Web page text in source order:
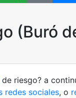
(Buró
de riesgo? a
redes sociales, o